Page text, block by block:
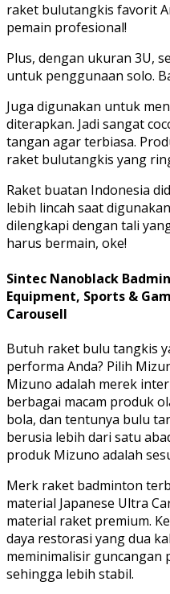
raket bulutangkis favorit
pemain profesional!
Plus, dengan ukuran 3U,
untuk penggunaan solo.
Juga digunakan untuk
diterapkan. Jadi sangat
tangan agar terbiasa.
raket bulutangkis yang
Raket buatan Indonesia
lebih lincah saat
dilengkapi dengan tali
harus bermain, oke!
Sintec Nanoblack
Equipment, Sports &
Carousell
Butuh raket bulu tangkis
performa Anda? Pilih
Mizuno adalah merek
berbagai macam produk
bola, dan tentunya bulu
berusia lebih dari satu
produk Mizuno adalah
Merk raket badminton
material Japanese Ultra
material raket premium.
daya restorasi yang dua
meminimalisir guncangan
sehingga lebih stabil.